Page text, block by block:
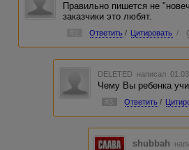
Правильно пишется не
заказчики это любят.
Ответить / Цитировать /
DELETED написал
Чему Вы ребенка
#3 Ответить /
shubbah